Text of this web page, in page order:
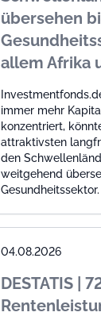
übersehen
allem Afrika
immer mehr
konzentriert,
attraktivsten
den
weitgehend
Gesundheitssektor.
04.08.2026
DESTATIS |